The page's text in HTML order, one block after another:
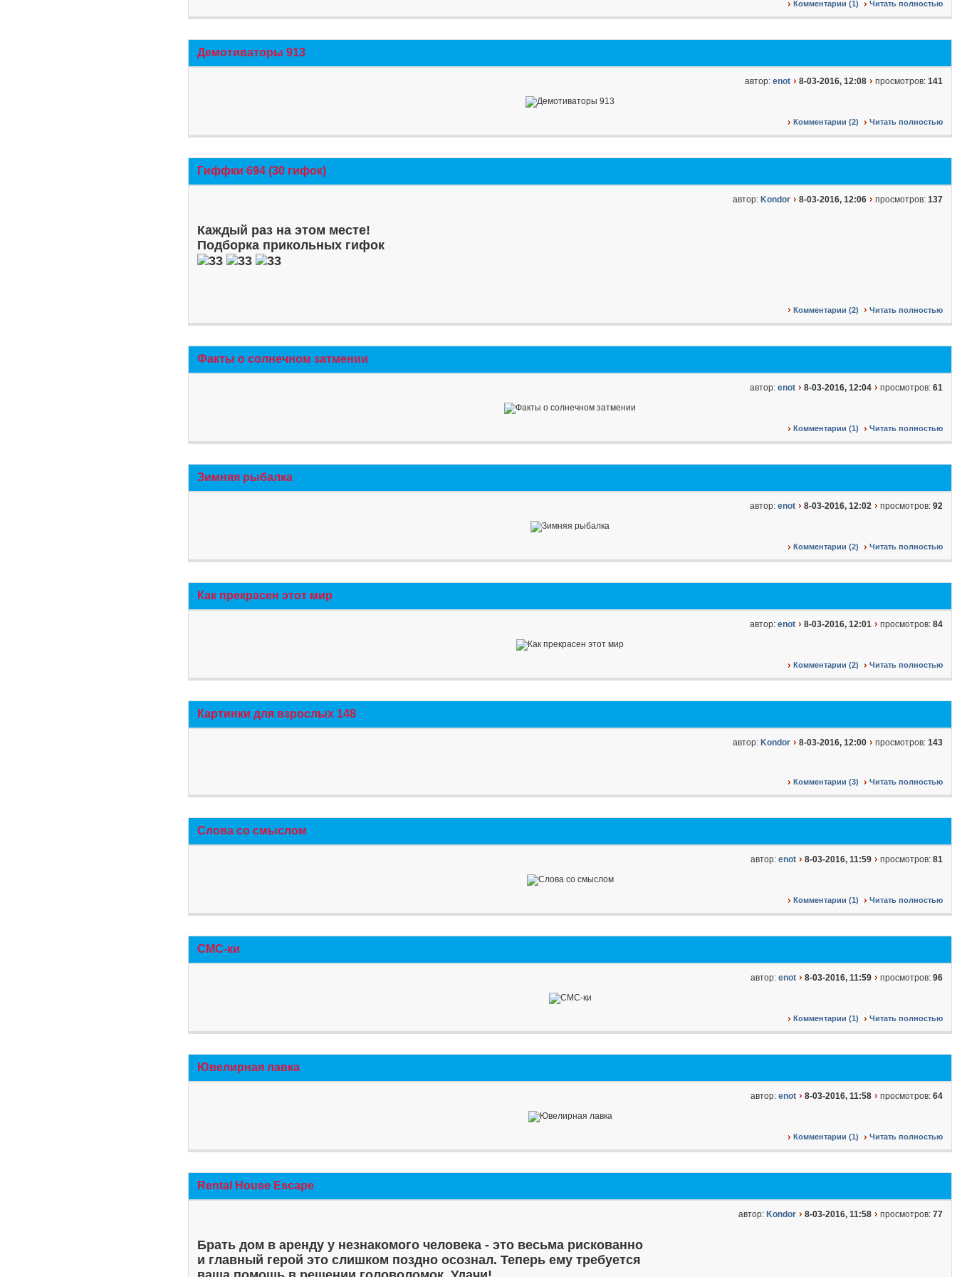
Комментарии (1) Читать полностью
Демотиваторы 913
автор: enot 8-03-2016, 12:08 просмотров: 141
Комментарии (2) Читать полностью
Гиффки 694 (30 гифок)
автор: Kondor 8-03-2016, 12:06 просмотров: 137
Каждый раз на этом месте!
Подборка прикольных гифок
Комментарии (2) Читать полностью
Факты о солнечном затмении
автор: enot 8-03-2016, 12:04 просмотров: 61
Комментарии (1) Читать полностью
Зимняя рыбалка
автор: enot 8-03-2016, 12:02 просмотров: 92
Комментарии (2) Читать полностью
Как прекрасен этот мир
автор: enot 8-03-2016, 12:01 просмотров: 84
Комментарии (2) Читать полностью
Картинки для взрослых 148
автор: Kondor 8-03-2016, 12:00 просмотров: 143
Комментарии (3) Читать полностью
Слова со смыслом
автор: enot 8-03-2016, 11:59 просмотров: 81
Комментарии (1) Читать полностью
СМС-ки
автор: enot 8-03-2016, 11:59 просмотров: 96
Комментарии (1) Читать полностью
Ювелирная лавка
автор: enot 8-03-2016, 11:58 просмотров: 64
Комментарии (1) Читать полностью
Rental House Escape
автор: Kondor 8-03-2016, 11:58 просмотров: 77
Брать дом в аренду у незнакомого человека - это весьма рискованно
и главный герой это слишком поздно осознал. Теперь ему требуется